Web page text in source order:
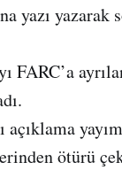
yazı
FARC’a
ötürü